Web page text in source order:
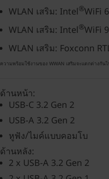
WLAN เสริม: Intel®WiFi
WLAN เสริม: Intel®WiFi
WLAN เสริม: Foxconn
ความพร้อมใช้งานของ WWAN เสริมจะแตกต่าง
ด้านหน้า:
USB-C 3.2 Gen 2
USB-A 3.2 Gen 2
หูฟัง/ไมค์แบบคอมโบ
ด้านหลัง:
2 x USB-A 3.2 Gen 2